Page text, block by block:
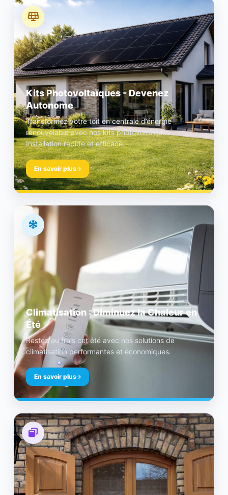
Kits Photovoltaïques - Devenez
Autonome
Transformez votre toit en centrale d’énergie
renouvelable avec nos kits photovoltaïques.
Installation rapide et efficace.
En savoir plus
Climatisation : Diminuez la Chaleur en
Été
Restez au frais cet été avec nos solutions de
climatisation performantes et économiques.
En savoir plus